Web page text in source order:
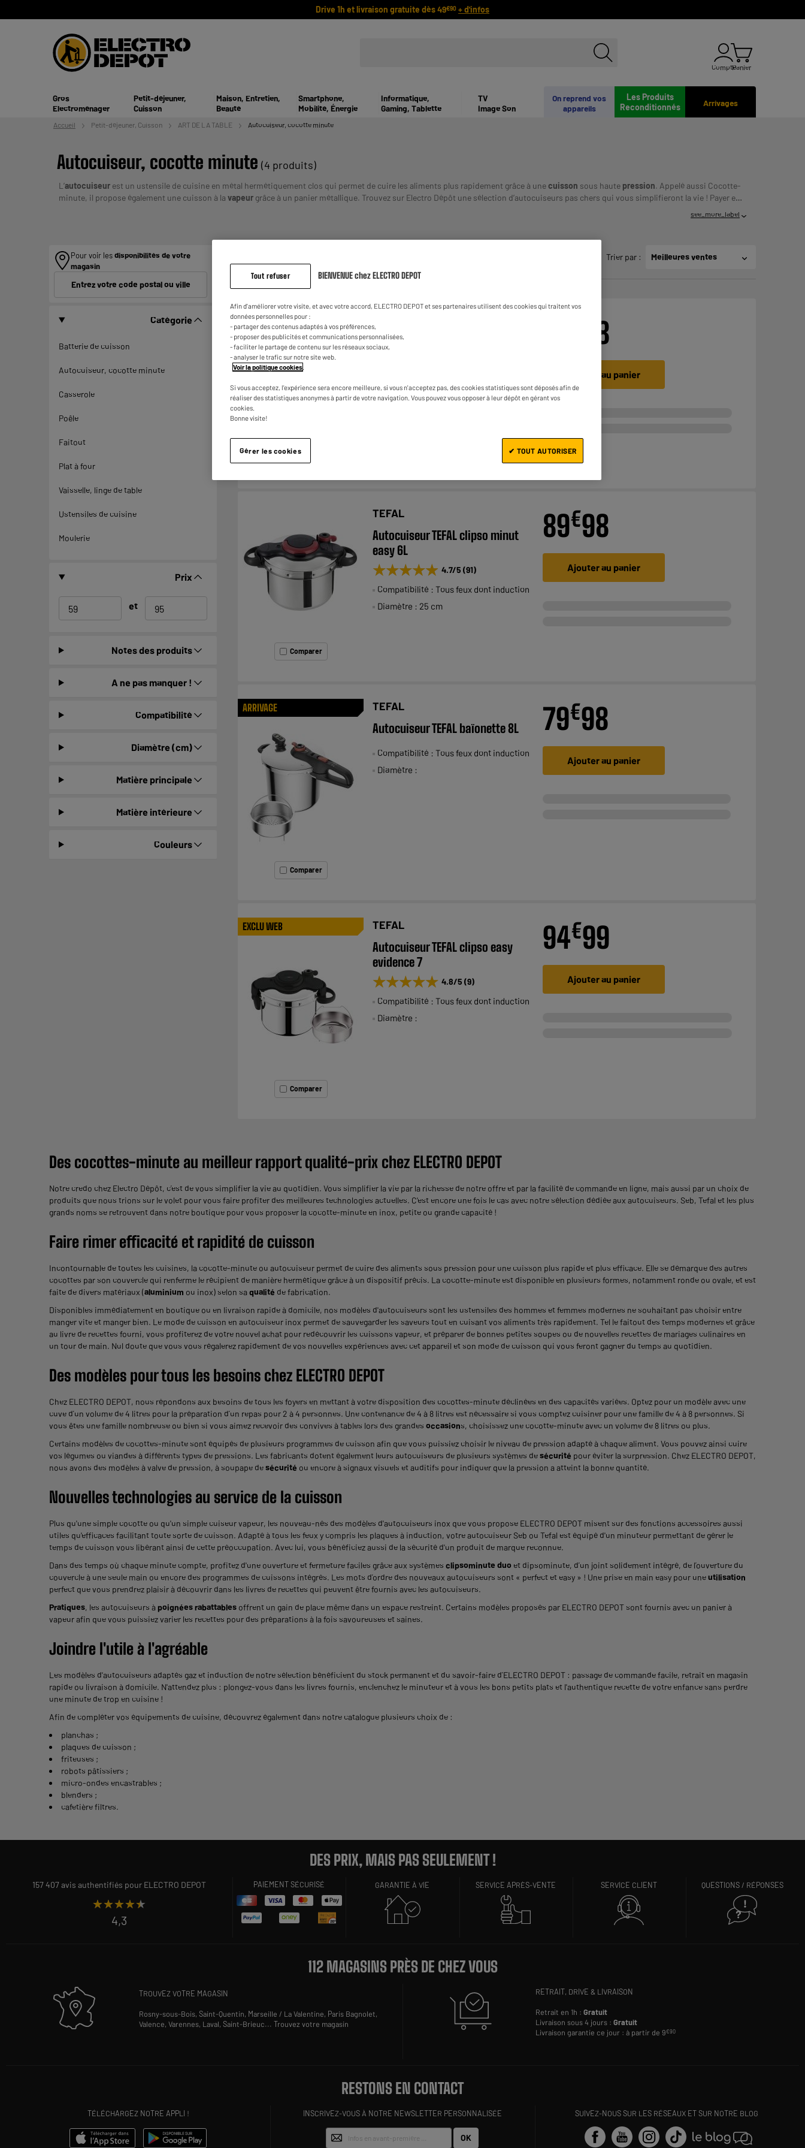
Drive 1h et livraison gratuite dès 49€90 + d'infos
ComptePanier
Arrivages
Les Produits
Reconditionnés
On reprend vos
appareils
Gros
Electroménager
Petit-déjeuner,
Cuisson
Maison, Entretien,
Beauté
Smartphone,
Mobilité, Énergie
Informatique,
Gaming, Tablette
TV
Image Son
Accueil Petit-déjeuner, Cuisson ART DE LA TABLE Autocuiseur, cocotte minute
Autocuiseur, cocotte minute (4 produits)
L’autocuiseur est un ustensile de cuisine en métal hermétiquement clos qui permet de cuire les aliments plus rapidement grâce à unecuisson sous haute pression. Appelé aussi Cocotte-
minute, il propose également une cuisson à la vapeur grâce à un panier métallique. Trouvez sur Electro Dépôt une sélection d’autocuiseurs pas chers qui vous simplifieront la vie ! Payer en
see_more_label
Pour voir lesdisponibilités de votre
magasin
Entrez votre code postal ou ville
Catégorie
Batterie de cuisson
Autocuiseur, cocotte minute
Casserole
Poêle
Faitout
Plat à four
Vaisselle, linge de table
Ustensiles de cuisine
Moulerie
Prix
et
Notes des produits
A ne pas manquer !
Compatibilité
Diamètre (cm)
Matière principale
Matière intérieure
Couleurs
Trier par : Meilleures ventes
Autocuiseur 8L tous feux dont
Compatibilité : Tous feux dont induction
98
Ajouter au panier
Comparer
TEFAL
Autocuiseur TEFAL clipso minut
easy 6L
★★★★★
★★★★★ 4.7/5 (91)
Compatibilité : Tous feux dont induction
Diamètre : 25 cm
89€98
Ajouter au panier
ARRIVAGE
Comparer
TEFAL
Autocuiseur TEFAL baïonette 8L
Compatibilité : Tous feux dont induction
Diamètre :
79€98
Ajouter au panier
EXCLU WEB
Comparer
TEFAL
Autocuiseur TEFAL clipso easy
evidence 7
★★★★★
★★★★★ 4.8/5 (9)
Compatibilité : Tous feux dont induction
Diamètre :
94€99
Ajouter au panier
Des cocottes-minute au meilleur rapport qualité-prix chez ELECTRO DEPOT
Notre credo chez Electro Dépôt, c’est de vous simplifier la vie au quotidien. Vous simplifier la vie par la richesse de notre offre et par la facilité de commande en ligne, mais aussi par un choix de
produits que nous trions sur le volet pour vous faire profiter des meilleures technologies actuelles. C'est encore une fois le cas avec notre sélection dédiée aux autocuiseurs. Seb, Tefal et les plus
grands noms se retrouvent dans notre boutique pour vous proposer la cocotte-minute en inox, petite ou grande capacité !
Faire rimer efficacité et rapidité de cuisson
Incontournable de toutes les cuisines, la cocotte-minute ou autocuiseur permet de cuire des aliments sous pression pour une cuisson plus rapide et plus efficace. Elle se démarque des autres
cocottes par son couvercle qui renferme le récipient de manière hermétique grâce à un dispositif précis. La cocotte-minute est disponible en plusieurs formes, notamment ronde ou ovale, et est
faite de divers matériaux (aluminium ou inox) selon saqualité de fabrication.
Disponibles immédiatement en boutique ou en livraison rapide à domicile, nos modèles d'autocuiseurs sont les ustensiles des hommes et femmes modernes ne souhaitant pas choisir entre
manger vite et manger bien. Le mode de cuisson en autocuiseur inox permet de sauvegarder les saveurs tout en cuisant vos aliments très rapidement. Tel le faitout des temps modernes et grâce
au livre de recettes fourni, vous profiterez de votre nouvel achat pour redécouvrir les cuissons vapeur, et préparer de bonnes petites soupes ou de nouvelles recettes de mariages culinaires en
un tour de main. Nul doute que vous vous régalerez rapidement de vos nouvelles expériences avec cet appareil et son mode de cuisson qui vous feront gagner du temps au quotidien.
Des modèles pour tous les besoins chez ELECTRO DEPOT
Chez ELECTRO DEPOT, nous répondons aux besoins de tous les foyers en mettant à votre disposition des cocottes-minute déclinées en des capacités variées. Optez pour un modèle avec une
cuve d’un volume de 4 litres pour la préparation d’un repas pour 2 à 4 personnes. Une contenance de 4 à 8 litres est nécessaire si vous comptez cuisiner pour une famille de 4 à 8 personnes. Si
vous êtes une famille nombreuse ou bien si vous aimez recevoir des convives à tables lors des grandes occasions, choisissez une cocotte-minute avec un volume de 8 litres ou plus.
Certains modèles de cocottes-minute sont équipés de plusieurs programmes de cuisson afin que vous puissiez choisir le niveau de pression adapté à chaque aliment. Vous pouvez ainsi cuire
vos légumes ou viandes à différents types de pressions. Les fabricants dotent également leurs autocuiseurs de plusieurs systèmes desécurité pour éviter la surpression. Chez ELECTRO DEPOT,
nous avons des modèles à valve de pression, à soupape desécurité ou encore à signaux visuels et auditifs pour indiquer que la pression a atteint la bonne quantité.
Nouvelles technologies au service de la cuisson
Plus qu'une simple cocotte ou qu'un simple cuiseur vapeur, les nouveau-nés des modèles d'autocuiseurs inox que vous propose ELECTRO DEPOT misent sur des fonctions accessoires aussi
utiles qu'efficaces facilitant toute sorte de cuisson. Adapté à tous les feux y compris les plaques à induction, votre autocuiseur Seb ou Tefal est équipé d'un minuteur permettant de gérer le
temps de cuisson vous libérant ainsi de cette préoccupation. Avec lui, vous bénéficiez aussi de la sécurité d'un produit de marque reconnue.
Dans des temps où chaque minute compte, profitez d'une ouverture et fermeture faciles grâce aux systèmes clipsominute duo et dipsominute, d’un joint solidement intégré, de l’ouverture du
couvercle à une seule main ou encore des programmes de cuissons intégrés. Les mots d’ordre des nouveaux autocuiseurs sont « perfect et easy » ! Une prise en main easy pour uneutilisation
perfect que vous prendrez plaisir à découvrir dans les livres de recettes qui peuvent être fournis avec les autocuiseurs.
Pratiques, les autocuiseurs àpoignées rabattables offrent un gain de place même dans un espace restreint. Certains modèles proposés par ELECTRO DEPOT sont fournis avec un panier à
vapeur afin que vous puissiez varier les recettes pour des préparations à la fois savoureuses et saines.
Joindre l'utile à l'agréable
Les modèles d'autocuiseurs adaptés gaz et induction de notre sélection bénéficient du stock permanent et du savoir-faire d’ELECTRO DEPOT : passage de commande facile, retrait en magasin
rapide ou livraison à domicile. N'attendez plus : plongez-vous dans les livres fournis, enclenchez le minuteur et à vous les bons petits plats et l'authentique recette de votre enfance sans perdre
une minute de trop en cuisine !
Afin de compléter vos équipements de cuisine, découvrez également dans notre catalogue plusieurs choix de :
planchas ;
plaques de cuisson ;
friteuses ;
robots pâtissiers ;
micro-ondes encastrables ;
blenders ;
cafetière filtres.
DES PRIX, MAIS PAS SEULEMENT !
157 407 avis authentifiés pour ELECTRO DEPOT
★★★★★
★★★★★
4,3
PAIEMENT SÉCURISÉ GARANTIE À VIE SERVICE APRÈS-VENTE SERVICE CLIENT QUESTIONS / RÉPONSES
112 MAGASINS PRÈS DE CHEZ VOUS
TROUVEZ VOTRE MAGASIN
Rosny-sous-Bois,Saint-Quentin, Marseille / La Valentine, Paris Bagnolet,
Valence,Varennes, Laval,Saint-Brieuc...Trouvez votre magasin
RETRAIT, DRIVE & LIVRAISON
Retrait en 1h :Gratuit
Livraison sous 4 jours :Gratuit
Livraison garantie ce jour : à partir de 9€90
RESTONS EN CONTACT
TÉLÉCHARGEZ NOTRE APPLI ! INSCRIVEZ-VOUS À NOTRE NEWSLETTER PERSONNALISÉE
OK
SUIVEZ-NOUS SUR LES RÉSEAUX ET SUR NOTRE BLOG
Tout refuser BIENVENUE chez ELECTRO DEPOT
Afin d'améliorer votre visite, et avec votre accord, ELECTRO DEPOT et ses partenaires utilisent des cookies qui traitent vos
données personnelles pour :
- partager des contenus adaptés à vos préférences,
- proposer des publicités et communications personnalisées,
- faciliter le partage de contenu sur les réseaux sociaux,
- analyser le trafic sur notre site web.
Voir la politique cookies
Si vous acceptez, l'expérience sera encore meilleure, si vous n'acceptez pas, des cookies statistiques sont déposés afin de
réaliser des statistiques anonymes à partir de votre navigation. Vous pouvez vous opposer à leur dépôt en gérant vos
cookies.
Bonne visite!
Gérer les cookies ✔ TOUT AUTORISER